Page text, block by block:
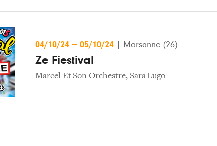
04/10/24 — 05/10/24 Marsanne (26)
Ze Fiestival
Marcel Et Son Orchestre, Sara Lugo